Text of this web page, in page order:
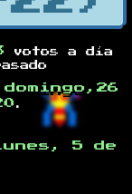
votos a día
domingo,26
.
5 de